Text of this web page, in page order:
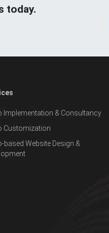
today.
Implementation & Consultancy
Customization
based Website Design &